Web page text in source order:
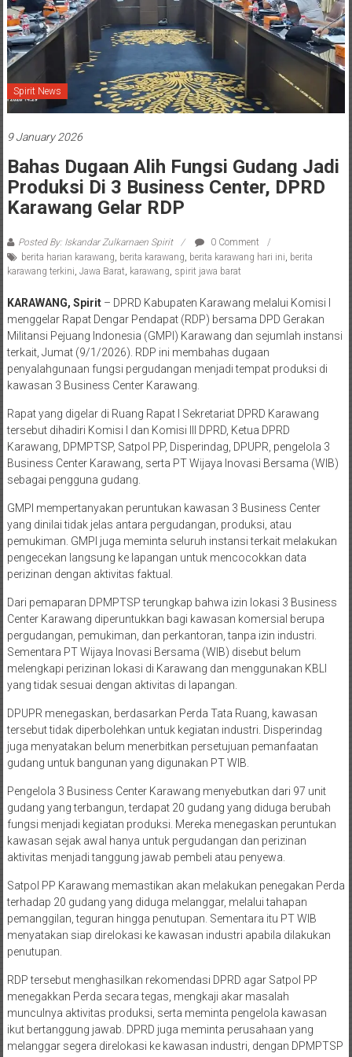
Spirit News
9 January 2026
Bahas Dugaan Alih Fungsi Gudang Jadi
Produksi Di 3 Business Center, DPRD
Karawang Gelar RDP
Posted By: Iskandar Zulkarnaen Spirit
0 Comment
berita harian karawang, berita karawang, berita karawang hari ini, berita
karawang terkini, Jawa Barat, karawang, spirit jawa barat
KARAWANG, Spirit– DPRD Kabupaten Karawang melalui Komisi I
menggelar Rapat Dengar Pendapat (RDP) bersama DPD Gerakan
Militansi Pejuang Indonesia (GMPI) Karawang dan sejumlah instansi
terkait, Jumat (9/1/2026). RDP ini membahas dugaan
penyalahgunaan fungsi pergudangan menjadi tempat produksi di
kawasan 3 Business Center Karawang.
Rapat yang digelar di Ruang Rapat I Sekretariat DPRD Karawang
tersebut dihadiri Komisi I dan Komisi III DPRD, Ketua DPRD
Karawang, DPMPTSP, Satpol PP, Disperindag, DPUPR, pengelola 3
Business Center Karawang, serta PT Wijaya Inovasi Bersama (WIB)
sebagai pengguna gudang.
GMPI mempertanyakan peruntukan kawasan 3 Business Center
yang dinilai tidak jelas antara pergudangan, produksi, atau
pemukiman. GMPI juga meminta seluruh instansi terkait melakukan
pengecekan langsung ke lapangan untuk mencocokkan data
perizinan dengan aktivitas faktual.
Dari pemaparan DPMPTSP terungkap bahwa izin lokasi 3 Business
Center Karawang diperuntukkan bagi kawasan komersial berupa
pergudangan, pemukiman, dan perkantoran, tanpa izin industri.
Sementara PT Wijaya Inovasi Bersama (WIB) disebut belum
melengkapi perizinan lokasi di Karawang dan menggunakan KBLI
yang tidak sesuai dengan aktivitas di lapangan.
DPUPR menegaskan, berdasarkan Perda Tata Ruang, kawasan
tersebut tidak diperbolehkan untuk kegiatan industri. Disperindag
juga menyatakan belum menerbitkan persetujuan pemanfaatan
gudang untuk bangunan yang digunakan PT WIB.
Pengelola 3 Business Center Karawang menyebutkan dari 97 unit
gudang yang terbangun, terdapat 20 gudang yang diduga berubah
fungsi menjadi kegiatan produksi. Mereka menegaskan peruntukan
kawasan sejak awal hanya untuk pergudangan dan perizinan
aktivitas menjadi tanggung jawab pembeli atau penyewa.
Satpol PP Karawang memastikan akan melakukan penegakan Perda
terhadap 20 gudang yang diduga melanggar, melalui tahapan
pemanggilan, teguran hingga penutupan. Sementara itu PT WIB
menyatakan siap direlokasi ke kawasan industri apabila dilakukan
penutupan.
RDP tersebut menghasilkan rekomendasi DPRD agar Satpol PP
menegakkan Perda secara tegas, mengkaji akar masalah
munculnya aktivitas produksi, serta meminta pengelola kawasan
ikut bertanggung jawab. DPRD juga meminta perusahaan yang
melanggar segera direlokasi ke kawasan industri, dengan DPMPTSP